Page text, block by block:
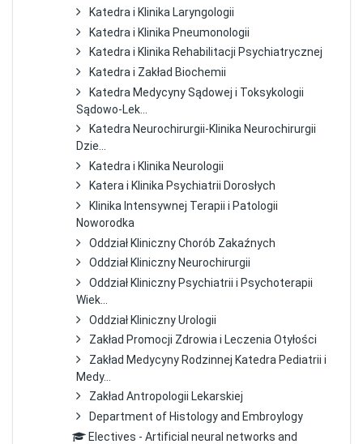
Katedra i Klinika Laryngologii
Katedra i Klinika Pneumonologii
Katedra i Klinika Rehabilitacji Psychiatrycznej
Katedra i Zakład Biochemii
Katedra Medycyny Sądowej i Toksykologii
Sądowo-Lek...
Katedra Neurochirurgii-Klinika Neurochirurgii
Dzie...
Katedra i Klinika Neurologii
Katera i Klinika Psychiatrii Dorosłych
Klinika Intensywnej Terapii i Patologii
Noworodka
Oddział Kliniczny Chorób Zakaźnych
Oddział Kliniczny Neurochirurgii
Oddział Kliniczny Psychiatrii i Psychoterapii
Wiek...
Oddział Kliniczny Urologii
Zakład Promocji Zdrowia i Leczenia Otyłości
Zakład Medycyny Rodzinnej Katedra Pediatrii i
Medy...
Zakład Antropologii Lekarskiej
Department of Histology and Embroylogy
Electives - Artificial neural networks and